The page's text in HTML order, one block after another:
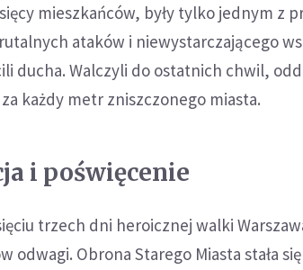
mieszkańców, były tylko jednym z
ataków i niewystarczającego
ducha. Walczyli do ostatnich chwil,
każdy metr zniszczonego miasta.
i poświęcenie
trzech dni heroicznej walki
odwagi. Obrona Starego Miasta stała